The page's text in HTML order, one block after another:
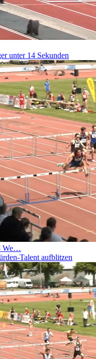
unter 14 Sekunden
We…
Talent aufblitzen